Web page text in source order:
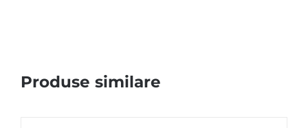
Produse similare